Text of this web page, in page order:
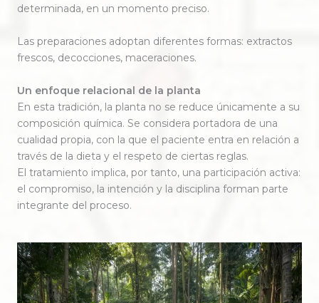
determinada, en un momento preciso.
Las preparaciones adoptan diferentes formas: extractos
frescos, decocciones, maceraciones.
Un enfoque relacional de la planta
En esta tradición, la planta no se reduce únicamente a su
composición química. Se considera portadora de una
cualidad propia, con la que el paciente entra en relación a
través de la dieta y el respeto de ciertas reglas.
El tratamiento implica, por tanto, una participación activa:
el compromiso, la intención y la disciplina forman parte
integrante del proceso.